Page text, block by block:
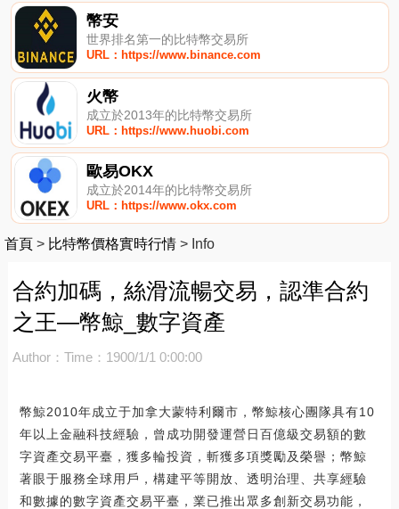
幣安
世界排名第一的比特幣交易所
URL：https://www.binance.com
火幣
成立於2013年的比特幣交易所
URL：https://www.huobi.com
歐易OKX
成立於2014年的比特幣交易所
URL：https://www.okx.com
首頁 > 比特幣價格實時行情 > Info
合約加碼，絲滑流暢交易，認準合約
之王—幣鯨_數字資產
Author： Time：1900/1/1 0:00:00
幣鯨2010年成立于加拿大蒙特利爾市，幣鯨核心團隊具有10
年以上金融科技經驗，曾成功開發運營日百億級交易額的數
字資產交易平臺，獲多輪投資，斬獲多項獎勵及榮譽；幣鯨
著眼于服務全球用戶，構建平等開放、透明治理、共享經驗
和數據的數字資產交易平臺，業已推出眾多創新交易功能，